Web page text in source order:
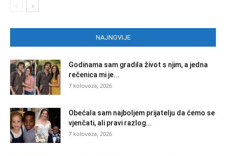
NAJNOVIJE
Godinama sam gradila život s njim, a jedna
rečenica mi je...
7 kolovoza, 2026
Obećala sam najboljem prijatelju da ćemo se
vjenčati, ali pravi razlog...
7 kolovoza, 2026